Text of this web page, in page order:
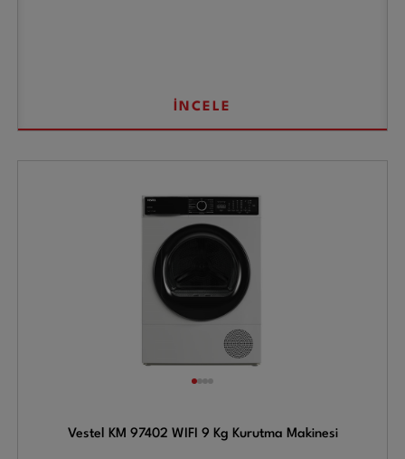
İNCELE
Vestel KM 97402 WIFI 9 Kg Kurutma Makinesi